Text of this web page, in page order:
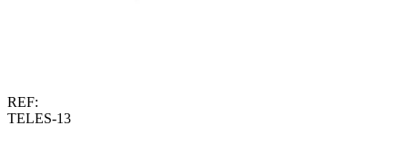
REF:
TELES-13